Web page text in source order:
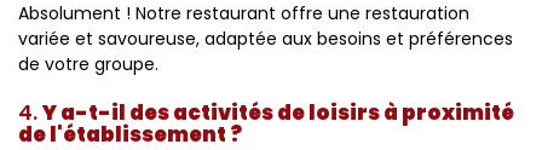
Absolument ! Notre restaurant offre une restauration
variée et savoureuse, adaptée aux besoins et préférences
de votre groupe.
4.Y a-t-il des activités de loisirs à proximité
de l'établissement ?